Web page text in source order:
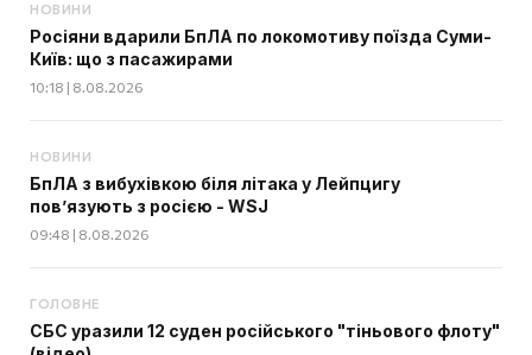
НОВИНИ
Росіяни вдарили БпЛА по локомотиву поїзда Суми-
Київ: що з пасажирами
10:18 | 8.08.2026
НОВИНИ
БпЛА з вибухівкою біля літака у Лейпцигу
пов’язують з росією - WSJ
09:48 | 8.08.2026
ГОЛОВНЕ
СБС уразили 12 суден російського "тіньового флоту"